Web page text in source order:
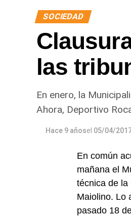
SOCIEDAD
las
En enero, la
Ahora, Deportivo
Hace 9 añosel 05/04/
En común
mañana el
técnica de la
Maiolino. Lo
pasado 18